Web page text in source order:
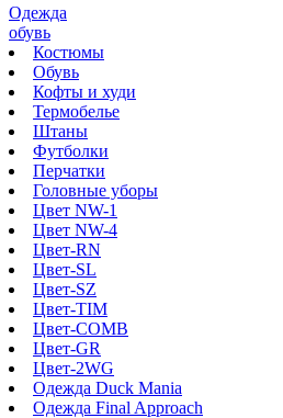
Одежда
обувь
Костюмы
Обувь
Кофты и худи
Термобелье
Штаны
Футболки
Перчатки
Головные уборы
Цвет NW-1
Цвет NW-4
Цвет-RN
Цвет-SL
Цвет-SZ
Цвет-TIM
Цвет-COMB
Цвет-GR
Цвет-2WG
Одежда Duck Mania
Одежда Final Approach